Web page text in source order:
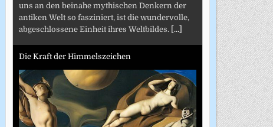
uns an den beinahe mythischen Denkern der
antiken Welt so fasziniert, ist die wundervolle,
abgeschlossene Einheit ihres Weltbildes. [...]
Die Kraft der Himmelszeichen